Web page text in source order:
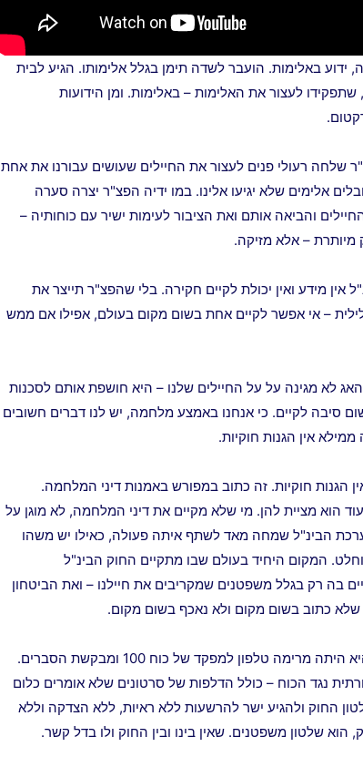
ידוע באלימות. הועבר לשדה תימן בגלל אלימותו. הגיע לבית
החולים אחרי עימות אלים עם כוח 100, שתפקידו לעצור את האלימות – באלימות. ומן הידועות
שלחה רעולי פנים לעצור את החיילים שעושים עבורנו את אחת
אלימים שלא יגיעו אלינו. במו ידיה הפצ"ר יצרה סערה
והביאה אותם ואת הציבור לעימות ישיר עם כוחותיה –
– אלא מזיקה.
אין מידע ואין יכולת לקיים חקירה. בלי שהפצ"ר תייצר את
– אי אפשר לקיים אחת בשום מקום בעולם, אפילו אם ממש
לא מגינה על על החיילים שלנו – היא חושפת אותם לסכנות
סיבה לקיים. כי אנחנו באמצע מלחמה, יש לנו דברים חשובים
אין הגנות חוקיות.
הגנות חוקיות. זה כתוב במפורש באמנות דיני המלחמה.
הוא מציית להן. מי שלא מקיים את דיני המלחמה, לא מוגן על
הבינ"ל שמחה מאד לשתף איתה פעולה, כאילו יש משהו
המקום היחיד בעולם שבו מתקיים החוק הבינ"ל
בה רק בגלל משפטנים שמקריבים את חיילנו – ואת הביטחון
כתוב בשום מקום ולא נאכף בשום מקום.
לו רצתה הפצ"ר להגן על חיילי צה"ל, היא היתה מרימה טלפון למפקד של כוח 100 ומבקשת הסברים.
נגד הכוח – כולל הדלפות של סרטונים שלא אומרים כלום
החוק ולהגיע ישר להרשעות ללא ראיות, ללא הצדקה וללא
שלטון משפטנים. שאין בינו ובין החוק ולו בדל קשר.